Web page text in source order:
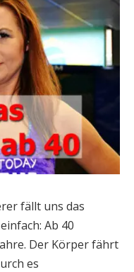
fällt uns das
Ab 40
Der Körper fährt
es